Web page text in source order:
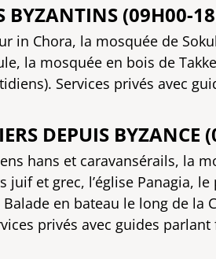
BYZANTINS (09H00-
in Chora, la mosquée de
la mosquée en bois de
Services privés avec
DEPUIS
hans et caravansérails, la
juif et grec, l’église Panagia,
en bateau le long de la
privés avec guides